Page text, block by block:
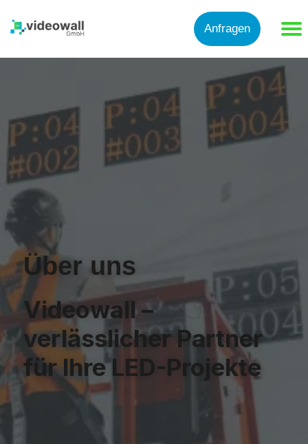
Anfragen
Über uns
Videowall–
verlässlicher Partner
für Ihre LED-Projekte